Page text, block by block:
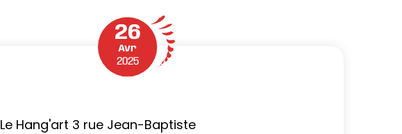
26
Avr
2025
Le Hang'art 3 rue Jean-Baptiste